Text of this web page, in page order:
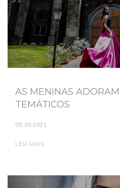
AS MENINAS
TEMÁTICOS
05.10.2021
LER MAIS